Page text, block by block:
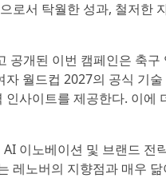
로서 탁월한 성과, 철저한
공개된 이번 캠페인은 축
자 월드컵 2027의 공식 기
사이트를 제공한다. 이
이노베이션 및 브랜드 전
레노버의 지향점과 매우